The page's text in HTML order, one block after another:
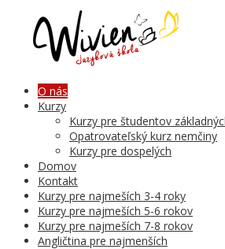
O nás
Kurzy
Kurzy pre študentov
Opatrovateľský kurz nemčiny
Kurzy pre dospelých
Domov
Kontakt
Kurzy pre najmeších 3-4 roky
Kurzy pre najmeších 5-6 rokov
Kurzy pre najmeších 7-8 rokov
Angličtina pre najmenších